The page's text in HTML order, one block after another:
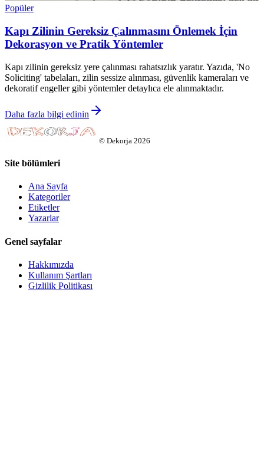
Popüler
Kapı Zilinin Gereksiz Çalınmasını Önlemek İçin
Dekorasyon ve Pratik Yöntemler
Kapı zilinin gereksiz yere çalınması rahatsızlık yaratır. Yazıda, 'No
Soliciting' tabelaları, zilin sessize alınması, güvenlik kameraları ve
dekoratif engeller gibi yöntemler detaylıca ele alınmaktadır.
Daha fazla bilgi edinin
© Dekorja 2026
Site bölümleri
Ana Sayfa
Kategoriler
Etiketler
Yazarlar
Genel sayfalar
Hakkımızda
Kullanım Şartları
Gizlilik Politikası